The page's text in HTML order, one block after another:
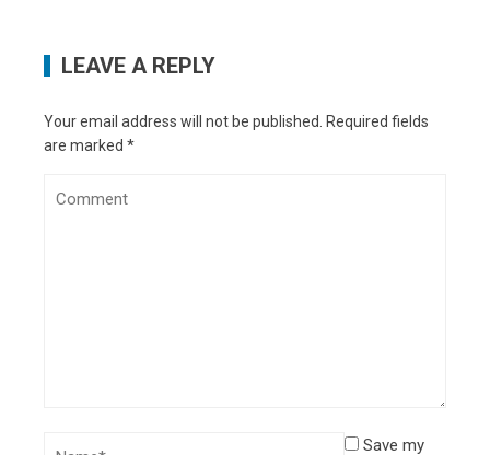
LEAVE A REPLY
Your email address will not be published.
Required fields
are marked *
Save my